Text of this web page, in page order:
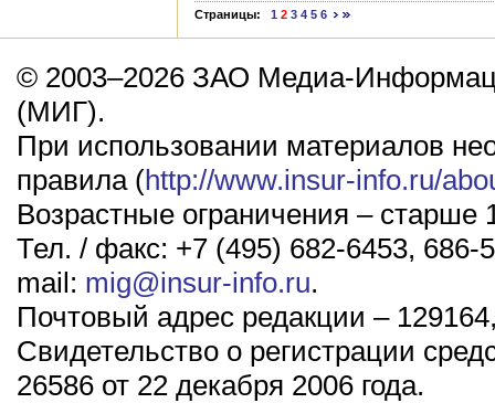
Страницы: 1 2 3 4 5 6
© 2003–2026 ЗАО Медиа-
(МИГ).
При использовании материалов
правила (http://www.insur-info.ru/
Возрастные ограничения – старше
Тел. / факс: +7 (495) 682-6453, 686-
mail: mig@insur-info.ru.
Почтовый адрес редакции –
Свидетельство о регистрации
26586 от 22 декабря 2006 года.